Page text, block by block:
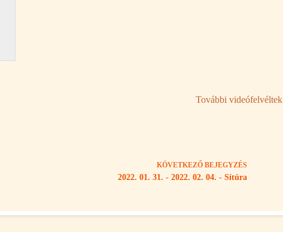
További videófelvéltek
KÖVETKEZŐ BEJEGYZÉS
2022. 01. 31. - 2022. 02. 04. - Sítúra